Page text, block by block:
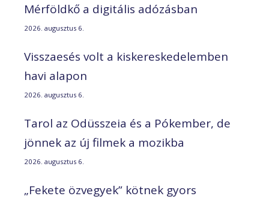
Mérföldkő a digitális adózásban
2026. augusztus 6.
Visszaesés volt a kiskereskedelemben
havi alapon
2026. augusztus 6.
Tarol az Odüsszeia és a Pókember, de
jönnek az új filmek a mozikba
2026. augusztus 6.
„Fekete özvegyek” kötnek gyors